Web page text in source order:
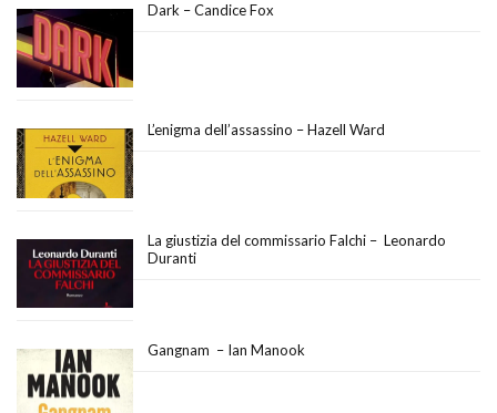
Dark – Candice Fox
L’enigma dell’assassino – Hazell Ward
La giustizia del commissario Falchi – Leonardo
Duranti
Gangnam – Ian Manook